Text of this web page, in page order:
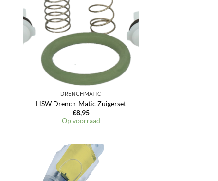
verlanglijst
DRENCHMATIC
HSW Drench-Matic Zuigerset
€8,95
Op voorraad